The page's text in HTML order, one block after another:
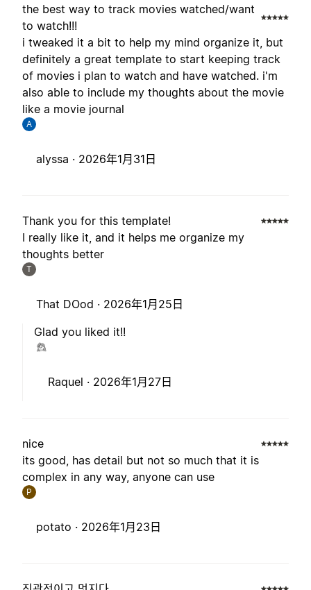
the best way to track movies watched/want
to watch!!!
i tweaked it a bit to help my mind organize it, but
definitely a great template to start keeping track
of movies i plan to watch and have watched. i'm
also able to include my thoughts about the movie
like a movie journal
A
alyssa · 2026年1月31日
Thank you for this template!
I really like it, and it helps me organize my
thoughts better
T
That DOod · 2026年1月25日
Glad you liked it!!
Raquel · 2026年1月27日
nice
its good, has detail but not so much that it is
complex in any way, anyone can use
P
potato · 2026年1月23日